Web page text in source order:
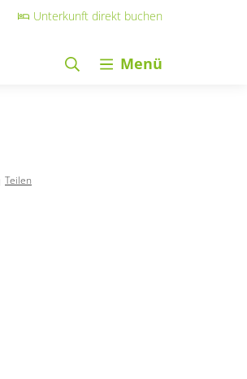
Unterkunft direkt buchen
Menü
Teilen